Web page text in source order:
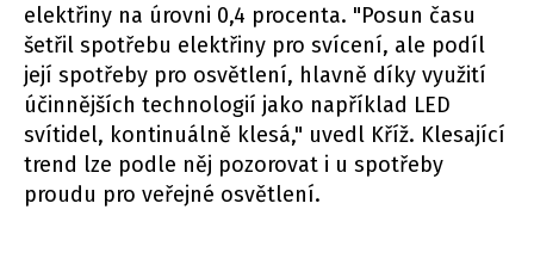
elektřiny na úrovni 0,4 procenta. "Posun času
šetřil spotřebu elektřiny pro svícení, ale podíl
její spotřeby pro osvětlení, hlavně díky využití
účinnějších technologií jako například LED
svítidel, kontinuálně klesá," uvedl Kříž. Klesající
trend lze podle něj pozorovat i u spotřeby
proudu pro veřejné osvětlení.